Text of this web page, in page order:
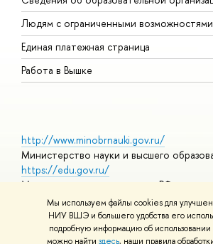
Мы используем файлы cookies для
НИУ ВШЭ и большего удобства его
подробную информацию об
можно найти здесь, наши правила
Людям с ограниченными возможностями
Единая платежная страница
Работа в Вышке
http://www.minobrnauki.gov.ru/
Министерство науки и высшего
https://edu.gov.ru/
Министерство просвещения РФ
https://elearning.hse.ru/mooc
Массовые открытые онлайн-курсы